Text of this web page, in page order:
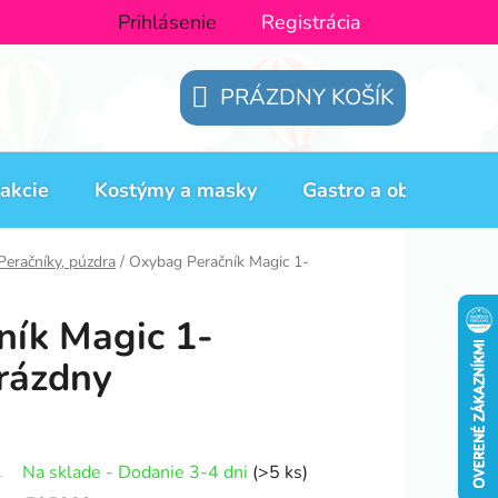
Prihlásenie Registrácia
NÁKUPNÝ
KOŠÍK
PRÁZDNY KOŠÍK
Kostýmy a masky Gastro a obaly
púzdra / Oxybag Peračník Magic 1-
Magic 1-
Na sklade - Dodanie 3-4 dni (>5 ks)